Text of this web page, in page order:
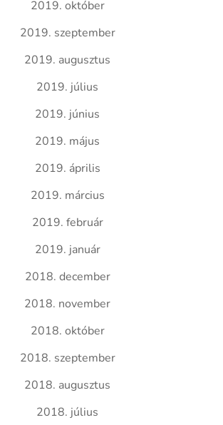
2019. október
2019. szeptember
2019. augusztus
2019. július
2019. június
2019. május
2019. április
2019. március
2019. február
2019. január
2018. december
2018. november
2018. október
2018. szeptember
2018. augusztus
2018. július